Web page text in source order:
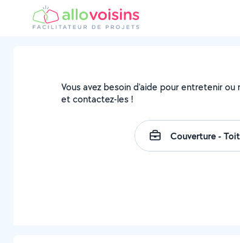
Vous avez besoin d'aide pour entretenir
et contactez-les !